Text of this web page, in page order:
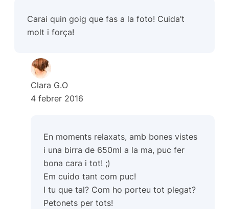
Carai quin goig que fas a la foto! Cuida’t
molt i força!
Clara G.O
4 febrer 2016
En moments relaxats, amb bones vistes
i una birra de 650ml a la ma, puc fer
bona cara i tot! ;)
Em cuido tant com puc!
I tu que tal? Com ho porteu tot plegat?
Petonets per tots!